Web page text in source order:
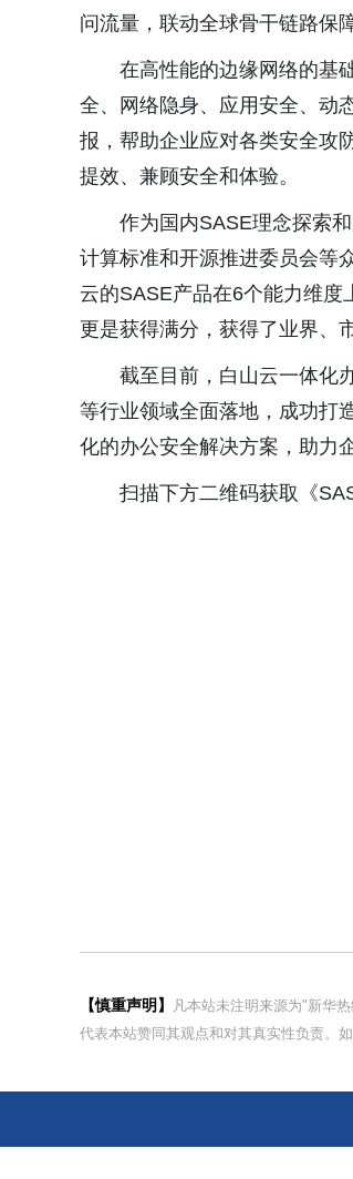
问流量，联动全球骨干链路保
在高性能的边缘网络的基
全、网络隐身、应用安全、动
报，帮助企业应对各类安全攻
提效、兼顾安全和体验。
作为国内SASE理念探索
计算标准和开源推进委员会等
云的SASE产品在6个能力维
更是获得满分，获得了业界、
截至目前，白山云一体化
等行业领域全面落地，成功打
化的办公安全解决方案，助力
扫描下方二维码获取《
【慎重声明】
凡本站未注明来源为"新华
代表本站赞同其观点和对其真实性负责。